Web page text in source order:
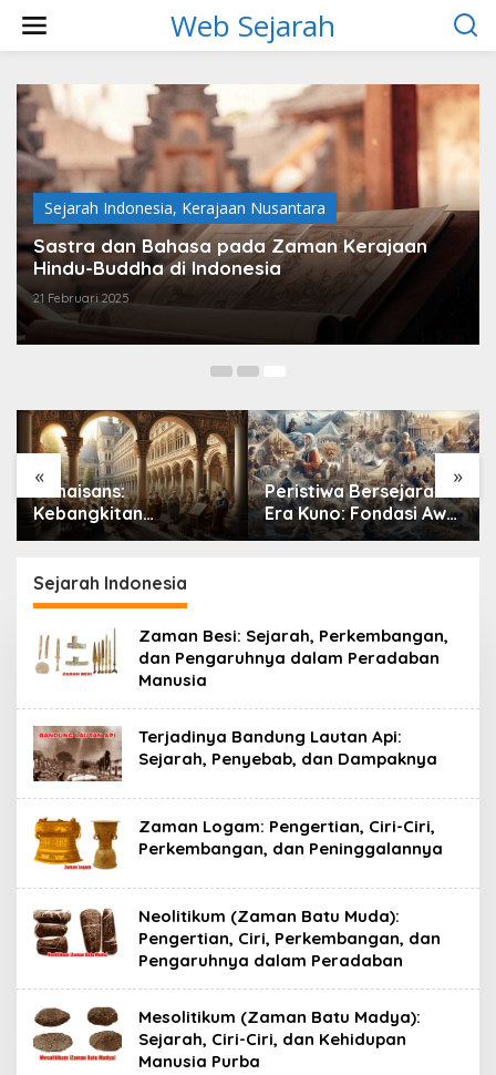
w
Web Sejarah
Sejarah Indonesia, Kerajaan Nusantara
Sastra dan Bahasa pada Zaman Kerajaan
Hindu-Buddha di Indonesia
21 Februari 2025
« »
Renaisans:
Kebangkitan
Pemikiran, Seni, dan
yang Mengubah
Peradaban Dunia
Peristiwa Bersejarah
Era Kuno: Fondasi Awal
Peradaban Manusia
Sejarah Indonesia
Zaman Besi: Sejarah, Perkembangan,
dan Pengaruhnya dalam Peradaban
Manusia
Terjadinya Bandung Lautan Api:
Sejarah, Penyebab, dan Dampaknya
Zaman Logam: Pengertian, Ciri-Ciri,
Perkembangan, dan Peninggalannya
Neolitikum (Zaman Batu Muda):
Pengertian, Ciri, Perkembangan, dan
Pengaruhnya dalam Peradaban
Mesolitikum (Zaman Batu Madya):
Sejarah, Ciri-Ciri, dan Kehidupan
Manusia Purba